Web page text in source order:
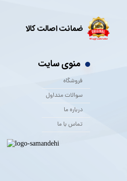
منوی سایت
فروشگاه
سوالات متداول
درباره ما
تماس با ما
ضمانت اصالت کالا